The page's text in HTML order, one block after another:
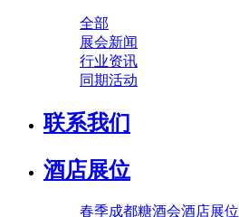
全部
展会新闻
行业资讯
同期活动
联系我们
酒店展位
春季成都糖酒会酒店展位